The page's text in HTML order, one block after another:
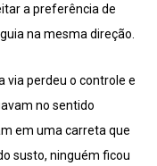
a preferência de
na mesma direção.
via perdeu o controle e
no sentido
em uma carreta que
susto, ninguém ficou